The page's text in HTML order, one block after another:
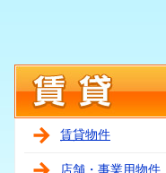
賃貸物件
店舗・事業用物件